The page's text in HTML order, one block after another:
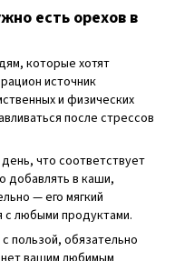
есть орехов в
которые хотят
источник
и физических
после стрессов
что соответствует
добавлять в каши,
— его мягкий
с любыми продуктами.
пользой, обязательно